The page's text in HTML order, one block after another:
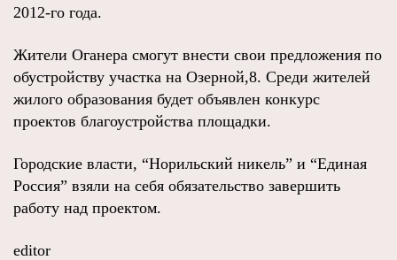
2012-го года.
Жители Оганера смогут внести свои предложения по
обустройству участка на Озерной,8. Среди жителей
жилого образования будет объявлен конкурс
проектов благоустройства площадки.
Городские власти, “Норильский никель” и “Единая
Россия” взяли на себя обязательство завершить
работу над проектом.
editor